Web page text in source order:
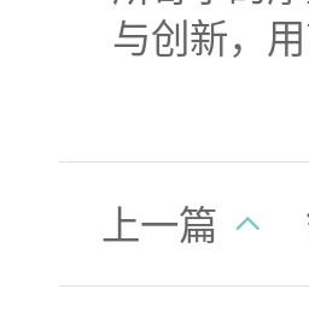
与创新，
上一篇